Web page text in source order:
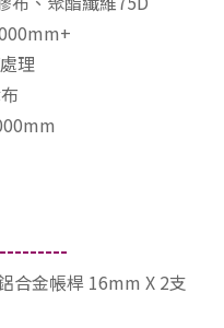
理
合金帳桿 16mm X 2支